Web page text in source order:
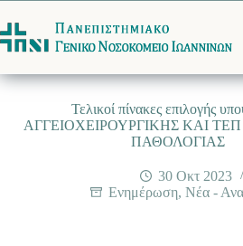
στο
περιεχόμενο
Τελικοί πίνακες επιλογής
ΑΓΓΕΙΟΧΕΙΡΟΥΡΓΙΚΗΣ ΚΑΙ
ΠΑΘΟΛΟΓΙΑΣ
30 Οκτ 2023
Ενημέρωση,Νέα -